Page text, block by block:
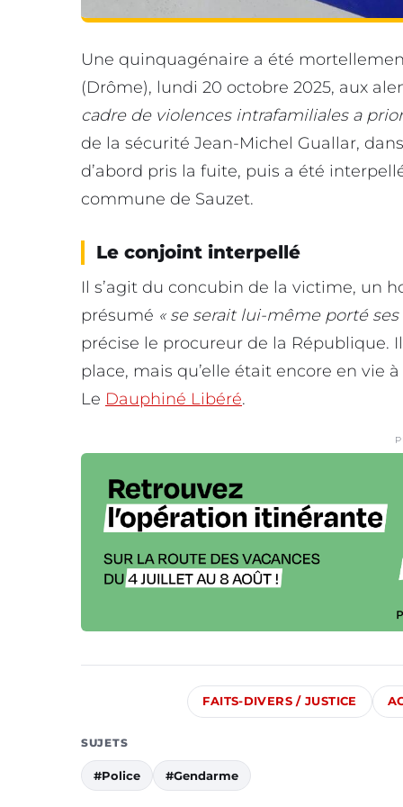
Une quinquagénaire a été
(Drôme), lundi 20 octobre 2025, aux
cadre de violences intrafamiliales a
de la sécurité Jean-Michel Guallar,
d’abord pris la fuite, puis a été
commune de Sauzet.
Le conjoint interpellé
Il s’agit du concubin de la victime, un
présumé « se serait lui-même porté ses
précise le procureur de la République.
place, mais qu’elle était encore en vie
Le Dauphiné Libéré.
FAITS-DIVERS / JUSTICE
SUJETS
#Police #Gendarme